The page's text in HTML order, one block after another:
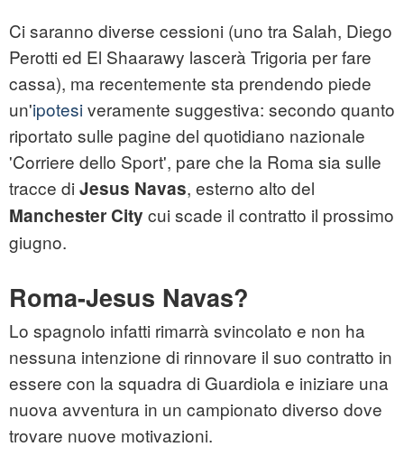
Ci saranno diverse cessioni (uno tra Salah, Diego
Perotti ed El Shaarawy lascerà Trigoria per fare
cassa), ma recentemente sta prendendo piede
un'ipotesiveramente suggestiva: secondo quanto
riportato sulle pagine del quotidiano nazionale
'Corriere dello Sport', pare che la Roma sia sulle
tracce di Jesus Navas, esterno alto del
Manchester City cui scade il contratto il prossimo
giugno.
Roma-Jesus Navas?
Lo spagnolo infatti rimarrà svincolato e non ha
nessuna intenzione di rinnovare il suo contratto in
essere con la squadra di Guardiola e iniziare una
nuova avventura in un campionato diverso dove
trovare nuove motivazioni.